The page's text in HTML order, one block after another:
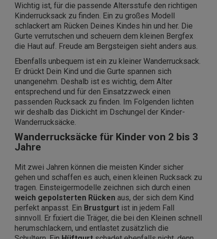
Wichtig ist, für die passende Altersstufe den richtigen
Kinderrucksack zu finden. Ein zu großes Modell
schlackert am Rücken Deines Kindes hin und her. Die
Gurte verrutschen und scheuern dem kleinen Bergfex
die Haut auf. Freude am Bergsteigen sieht anders aus.
Ebenfalls unbequem ist ein zu kleiner Wanderrucksack.
Er drückt Dein Kind und die Gurte spannen sich
unangenehm. Deshalb ist es wichtig, dem Alter
entsprechend und für den Einsatzzweck einen
passenden Rucksack zu finden. Im Folgenden lichten
wir deshalb das Dickicht im Dschungel der Kinder-
Wanderrucksäcke.
Wanderrucksäcke für Kinder von 2 bis 3
Jahre
Mit zwei Jahren können die meisten Kinder sicher
gehen und schaffen es auch, einen kleinen Rucksack zu
tragen. Einsteigermodelle zeichnen sich durch einen
weich gepolsterten Rücken aus, der sich dem Kind
perfekt anpasst. Ein Brustgurt ist in jedem Fall
sinnvoll. Er fixiert die Träger, die bei den Kleinen schnell
herumschlackern, und entlastet zusätzlich die